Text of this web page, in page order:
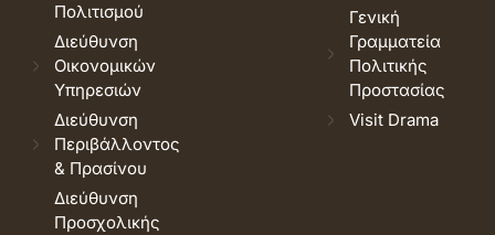
Πολιτισμού
Διεύθυνση
Οικονομικών
Υπηρεσιών
Διεύθυνση
Περιβάλλοντος
& Πρασίνου
Διεύθυνση
Προσχολικής
Γενική
Γραμματεία
Πολιτικής
Προστασίας
Visit Drama